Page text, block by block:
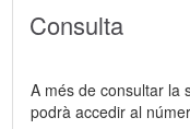
Consulta
A més de consultar la
podrà accedir al